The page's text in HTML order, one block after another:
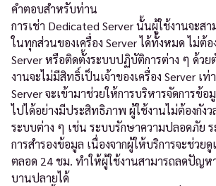
คำตอบสำหรับท่าน
การเช่า Dedicated Server นั้นผู้ใช้งานจะสา
ในทุกส่วนของเครื่อง Server ได้ทั้งหมด ไม่ต้อ
Server หรือติดตั้งระบบปฏิบัติการต่าง ๆ ด้วย
งานจะไม่มีสิทธิ์เป็นเจ้าของเครื่อง Server เ
Server จะเข้ามาช่วยให้การบริหารจัดการข้
ไปได้อย่างมีประสิทธิภาพ ผู้ใช้งานไม่ต้องกังว
ระบบต่าง ๆ เช่น ระบบรักษาความปลอดภัย ร
การสำรองข้อมูล เนื่องจากผู้ให้บริการจะช่วย
ตลอด 24 ชม. ทำให้ผู้ใช้งานสามารถลดปัญ
บานปลายได้